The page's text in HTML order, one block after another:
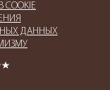
ДАННЫХ